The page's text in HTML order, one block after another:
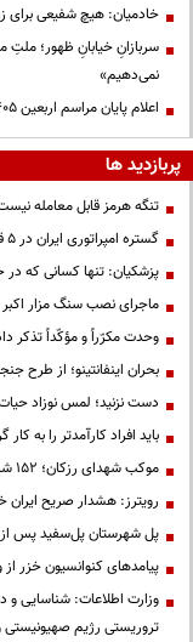
خادمیان: هیچ شفیعی برای
سربازانِ خیابانِ ظهور؛ ملتِ
نمی‌دهیم»
اعلام پایان مراسم اربعین ۱۴۰۵
پربازدید ها
تنگه هرمز قابل معامله نیست
گستره امپراتوری ایران در ۵ قرن پیش از میلاد؛ تصویری از ایران ۲۵ قرن پیش
پزشکیان: تنها کسانی که در
ماجرای نصب سنگ مزار
وحدت مکرّراً و مؤکّداً تذکر
بحران اینفانتینو؛ از طرح
دست نزنید؛ لمس نوزاد
باید افراد کارآمدتر را
موکب شهدای رزکان؛ ۱۵۲ شب همدلی، خدمت و میزبانی از مردم ولایت‌مدار شهریار
رویترز: هشدار صریح
پل شهرستان پل‌سفید پس از ۲۵ سال به مرحله بهره‌برداری رسید
پیامدهای کنوانسیون خزر